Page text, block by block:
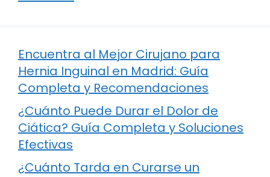
Encuentra al Mejor Cirujano para
Hernia Inguinal en Madrid: Guía
Completa y Recomendaciones
¿Cuánto Puede Durar el Dolor de
Ciática? Guía Completa y Soluciones
Efectivas
¿Cuánto Tarda en Curarse un